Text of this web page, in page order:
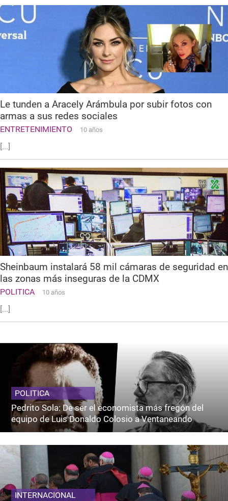
Le tunden a Aracely Arámbula por subir fotos con
armas a sus redes sociales
ENTRETENIMIENTO 10 años
[...]
Sheinbaum instalará 58 mil cámaras de seguridad en
las zonas más inseguras de la CDMX
POLITICA 10 años
[...]
POLITICA
Pedrito Sola: De ser el economista más fregón del
equipo de Luis Donaldo Colosio a Ventaneando
INTERNACIONAL